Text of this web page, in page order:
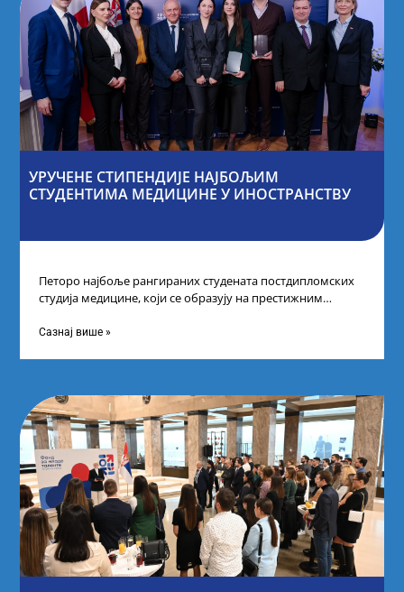
УРУЧЕНЕ СТИПЕНДИЈЕ НАЈБОЉИМ
СТУДЕНТИМА МЕДИЦИНЕ У ИНОСТРАНСТВУ
Петоро најбоље рангираних студената постдипломских
студија медицине, који се образују на престижним
стипендије од
Сазнај више »